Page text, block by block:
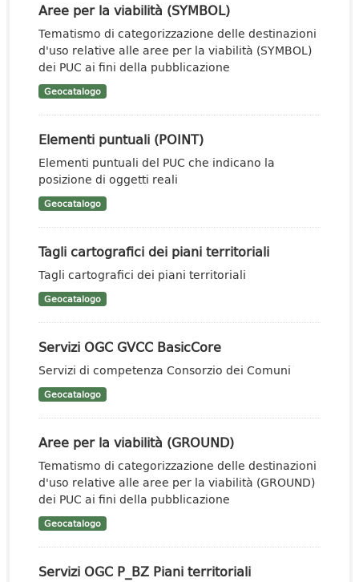
Aree per la viabilità (SYMBOL)
Tematismo di categorizzazione delle destinazioni
d'uso relative alle aree per la viabilità (SYMBOL)
dei PUC ai fini della pubblicazione
Geocatalogo
Elementi puntuali (POINT)
Elementi puntuali del PUC che indicano la
posizione di oggetti reali
Geocatalogo
Tagli cartografici dei piani territoriali
Tagli cartografici dei piani territoriali
Geocatalogo
Servizi OGC GVCC BasicCore
Servizi di competenza Consorzio dei Comuni
Geocatalogo
Aree per la viabilità (GROUND)
Tematismo di categorizzazione delle destinazioni
d'uso relative alle aree per la viabilità (GROUND)
dei PUC ai fini della pubblicazione
Geocatalogo
Servizi OGC P_BZ Piani territoriali